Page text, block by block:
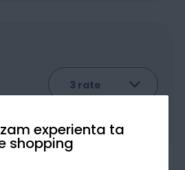
experienta ta
shopping
/ lună Vezi detalii